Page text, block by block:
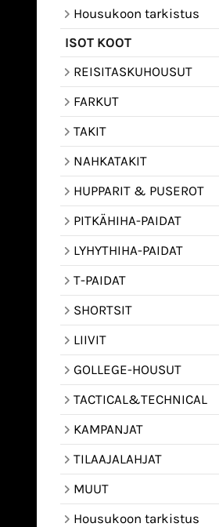
Housukoon tarkistus
ISOT KOOT
REISITASKUHOUSUT
FARKUT
TAKIT
NAHKATAKIT
HUPPARIT & PUSEROT
PITKÄHIHA-PAIDAT
LYHYTHIHA-PAIDAT
T-PAIDAT
SHORTSIT
LIIVIT
GOLLEGE-HOUSUT
TACTICAL&TECHNICAL
KAMPANJAT
TILAAJALAHJAT
MUUT
Housukoon tarkistus